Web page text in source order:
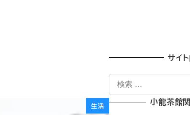
生活
サイ
索
小龍茶館